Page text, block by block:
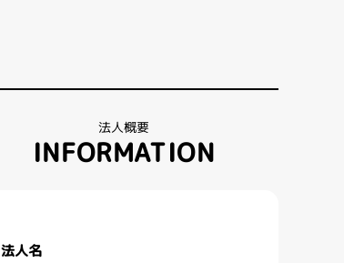
法人概要
INFORMATION
法人名